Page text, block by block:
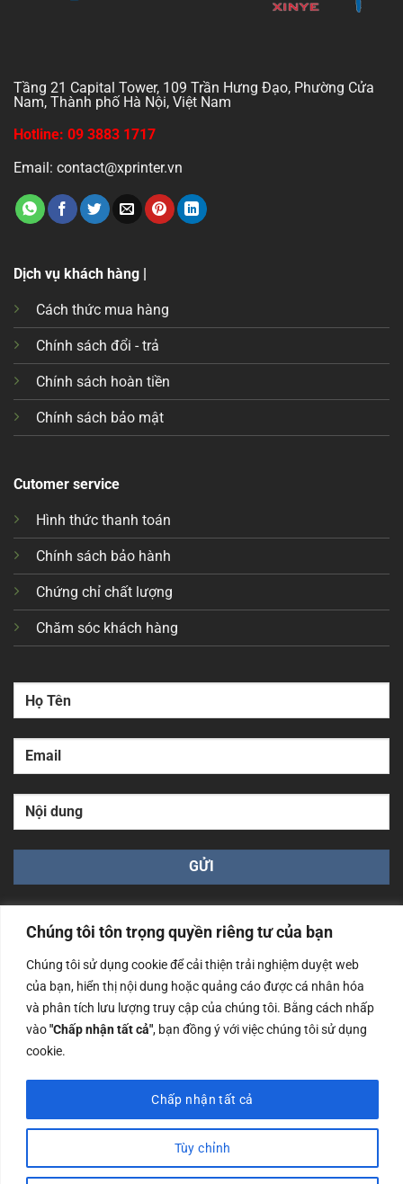
Chúng tôi tôn trọng quyền riêng tư của bạn
Chúng tôi sử dụng cookie để cải thiện trải nghiệm duyệt web
của bạn, hiển thị nội dung hoặc quảng cáo được cá nhân hóa
và phân tích lưu lượng truy cập của chúng tôi. Bằng cách nhấp
vào"Chấp nhận tất cả", bạn đồng ý với việc chúng tôi sử dụng
cookie.
Tùy chỉnh
Chấp nhận tất cả
Tầng 21 Capital Tower, 109 Trần Hưng Đạo, Phường Cửa
Nam, Thành phố Hà Nội, Việt Nam
Hotline: 09 3883 1717
Email: contact@xprinter.vn
Dịch vụ khách hàng |
Cách thức mua hàng
Chính sách đổi - trả
Chính sách hoàn tiền
Chính sách bảo mật
Cutomer service
Hình thức thanh toán
Chính sách bảo hành
Chứng chỉ chất lượng
Chăm sóc khách hàng
Công ty TNHH Nam Bình Xương - Số ĐKKD: 0108783483
cấp ngày 14/06/2019 bởi Sở Kế Hoạch và Đầu Tư Tp. Hà
Nội
Copyrights @2023 Nam Binh Xuong. All Rights Reserved